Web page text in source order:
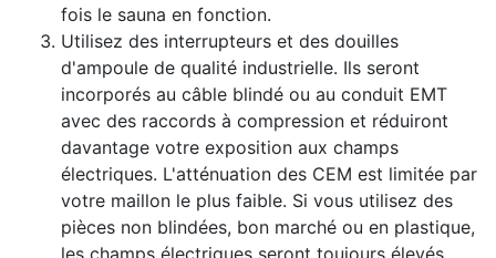
fois le sauna en fonction.
Utilisez des interrupteurs et des douilles
d'ampoule de qualité industrielle. Ils seront
incorporés au câble blindé ou au conduit EMT
avec des raccords à compression et réduiront
davantage votre exposition aux champs
électriques. L'atténuation des CEM est limitée par
votre maillon le plus faible. Si vous utilisez des
pièces non blindées, bon marché ou en plastique,
les champs électriques seront toujours élevés